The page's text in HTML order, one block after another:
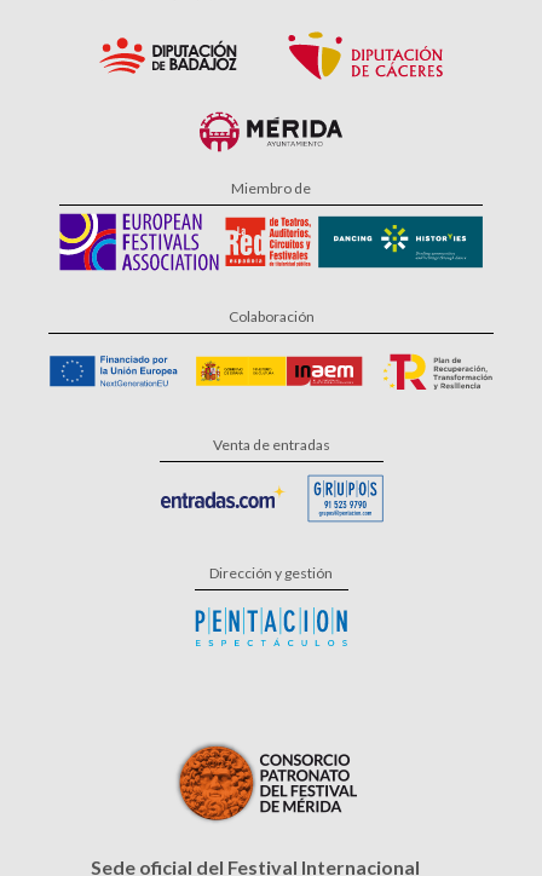
Miembro de
Colaboración
Venta de entradas
Dirección y gestión
Sede oficial del Festival Internacional